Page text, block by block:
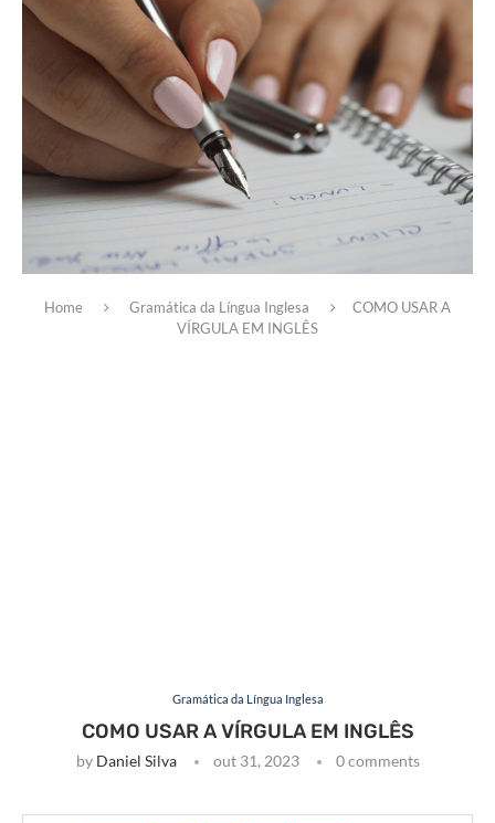
Home Gramática da Língua Inglesa
COMO USAR A
VÍRGULA EM INGLÊS
Gramática da Língua Inglesa
COMO USAR A VÍRGULA EM INGLÊS
by Daniel Silva out 31, 2023 0 comments